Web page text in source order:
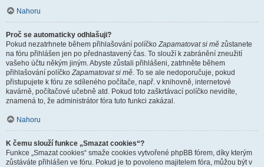
Nahoru
Proč se automaticky odhlašuji?
Pokud nezatrhnete během přihlašování políčkoZapamatovat si mě zůstanete
na fóru přihlášen jen po přednastavený čas. To slouží k zabránění zneužití
vašeho účtu někým jiným. Abyste zůstali přihlášeni, zatrhněte během
přihlašování políčkoZapamatovat si mě. To se ale nedoporučuje, pokud
přistupujete k fóru ze sdíleného počítače, např. v knihovně, internetové
kavárně, počítačové učebně atd. Pokud toto zaškrtávací políčko nevidíte,
znamená to, že administrátor fóra tuto funkci zakázal.
Nahoru
K čemu slouží funkce „Smazat cookies“?
Funkce „Smazat cookies“ smaže cookies vytvořené phpBB fórem, díky kterým
zůstáváte přihlášen ve fóru. Pokud je to povoleno majitelem fóra, můžou být v